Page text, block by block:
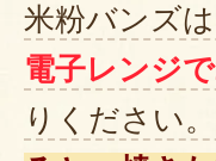
米粉バンズは
電子レンジ
りください。